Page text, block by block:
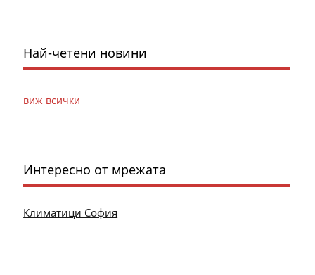
Най-четени новини
виж всички
Интересно от мрежата
Климатици София